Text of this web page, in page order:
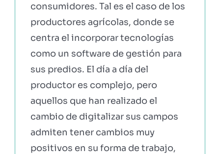
PARTNERS
COMUNIDAD AGRI
EBOOKS Y RECURSOS
PRUÉBALO GRATIS
consumidores. Tal es el caso de los
productores agrícolas, donde se
centra el incorporar tecnologías
como un software de gestión para
sus predios. El día a día del
productor es complejo, pero
aquellos que han realizado el
cambio de digitalizar sus campos
admiten tener cambios muy
positivos en su forma de trabajo,